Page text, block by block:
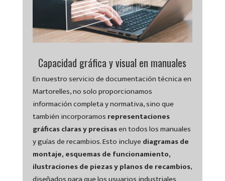
Capacidad gráfica y visual en manuales
En nuestro servicio de documentación técnica en
Martorelles, no solo proporcionamos
información completa y normativa, sino que
también incorporamos representaciones
gráficas claras y precisasen todos los manuales
y guías de recambios. Esto incluyediagramas de
montaje, esquemas de funcionamiento,
ilustraciones de piezas y planos de recambios,